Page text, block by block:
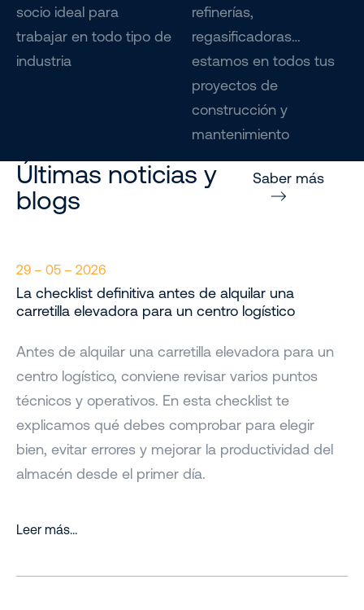
socio ideal para
trabajar en todo tipo de
industria
refinerías,
regasificadoras…
estamos en todos tus
proyectos de
construcción y
mantenimiento
Últimas noticias y
blogs
Saber más
29 – 05 – 2026
La checklist definitiva antes de alquilar una
carretilla elevadora para un centro logístico
Antes de alquilar una carretilla elevadora para un
centro logístico, conviene revisar varios puntos
técnicos y operativos. En esta checklist te
explicamos qué debes comprobar para elegir
bien, evitar errores y mejorar la productividad del
almacén desde el primer día.
Leer más…